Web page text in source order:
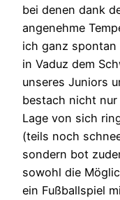
bei denen dank
angenehme
ich ganz
in Vaduz dem
unseres Juniors
bestach nicht
Lage von sich
(teils noch
sondern bot
sowohl die
ein Fußballspiel